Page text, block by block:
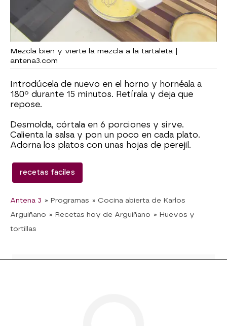
Mezcla bien y vierte la mezcla a la tartaleta |
antena3.com
Introdúcela de nuevo en el horno y hornéala a
180º durante 15 minutos. Retírala y deja que
repose.
Desmolda, córtala en 6 porciones y sirve.
Calienta la salsa y pon un poco en cada plato.
Adorna los platos con unas hojas de perejil.
recetas faciles
Antena 3 » Programas » Cocina abierta de Karlos
Arguiñano » Recetas hoy de Arguiñano » Huevos y
tortillas